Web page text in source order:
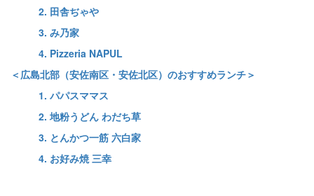
2. 田舎ぢゃや
3. み乃家
4. Pizzeria NAPUL
＜広島北部（安佐南区・安佐北区）のおすすめランチ＞
1. パパスママス
2. 地粉うどん わだち草
3. とんかつ一筋 六白家
4. お好み焼 三幸